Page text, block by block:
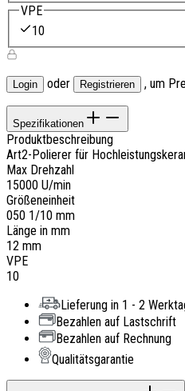
VPE
10
Login oder Registrieren , um
Spezifikationen
Produktbeschreibung
Art2-Polierer für
Max Drehzahl
15000 U/min
Größeneinheit
050 1/10 mm
Länge in mm
12 mm
VPE
10
Lieferung in 1 - 2
Bezahlen auf Lastschrift
Bezahlen auf Rechnung
Qualitätsgarantie